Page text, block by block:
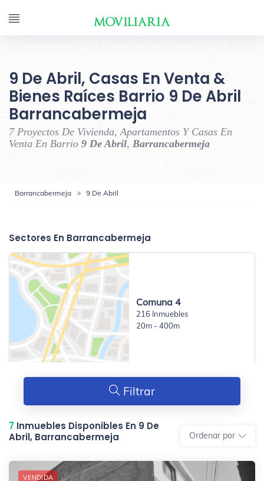
9 De Abril, Casas En Venta &
Bienes Raíces Barrio 9 De Abril
Barrancabermeja
7 Proyectos De Vivienda, Apartamentos Y Casas En
Venta En Barrio 9 De Abril, Barrancabermeja
Barrancabermeja 9 De Abril
Sectores En Barrancabermeja
Comuna 4
216 Inmuebles
20m - 400m
Filtrar
7 Inmuebles Disponibles En 9 De
Abril, Barrancabermeja
Ordenar por
VENDIDA